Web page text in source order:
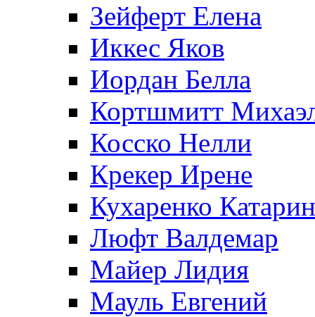
Зейферт Елена
Иккес Яков
Иордан Белла
Кортшмитт
Косско Нелли
Крекер Ирене
Кухаренко
Люфт Валдемaр
Майер Лидия
Мауль Евгений